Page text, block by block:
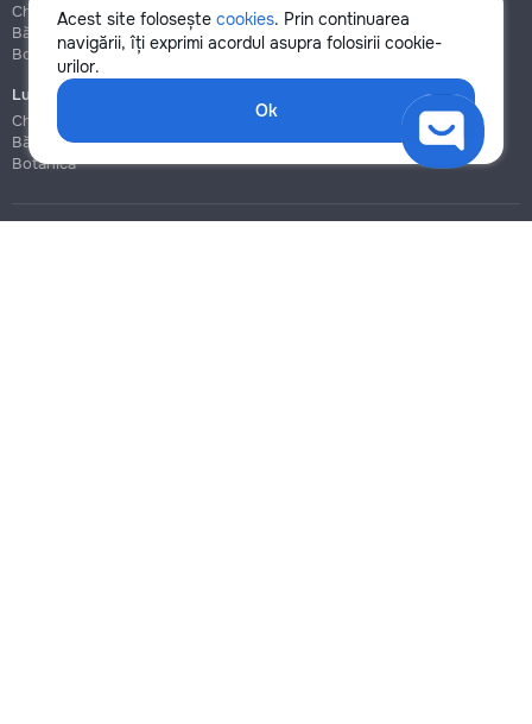
Acest site folosește cookies. Prin continuarea
navigării, îți exprimi acordul asupra folosirii cookie-
urilor.
Ok
Chișinău
Bălți
Botanica
Chișinău
Botanica
Lucrări de construcție și instalare
Chișinău
Bălți
Botanica